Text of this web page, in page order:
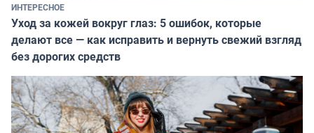
ИНТЕРЕСНОЕ
Уход за кожей вокруг глаз: 5 ошибок, которые
делают все — как исправить и вернуть свежий взгляд
без дорогих средств